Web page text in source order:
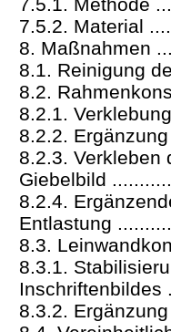
7.5.2. Material
8. Maßnahmen
8.1. Reinigung
8.2.
8.2.1.
8.2.2.
8.2.3. Verkleben
Giebelbild
8.2.4.
Entlastung
8.3.
8.3.1.
Inschriftenbildes
8.3.2.